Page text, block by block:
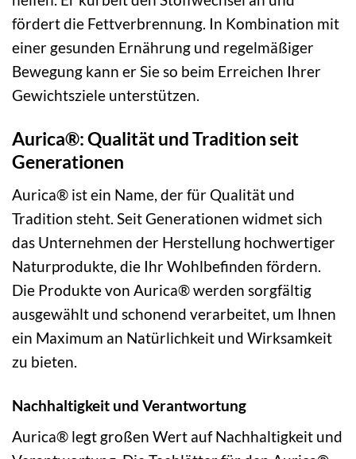
fördert die Fettverbrennung. In Kombination mit
einer gesunden Ernährung und regelmäßiger
Bewegung kann er Sie so beim Erreichen Ihrer
Gewichtsziele unterstützen.
Aurica®: Qualität und Tradition seit
Generationen
Aurica® ist ein Name, der für Qualität und
Tradition steht. Seit Generationen widmet sich
das Unternehmen der Herstellung hochwertiger
Naturprodukte, die Ihr Wohlbefinden fördern.
Die Produkte von Aurica® werden sorgfältig
ausgewählt und schonend verarbeitet, um Ihnen
ein Maximum an Natürlichkeit und Wirksamkeit
zu bieten.
Nachhaltigkeit und Verantwortung
Aurica® legt großen Wert auf Nachhaltigkeit und